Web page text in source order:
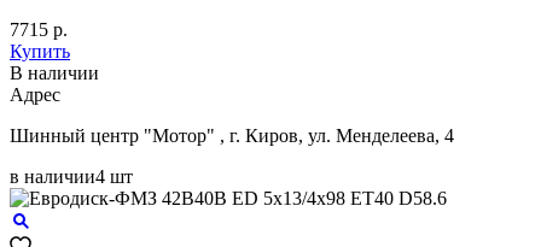
7715 р.
Купить
В наличии
Aдрес
Шинный центр "Мотор" , г. Киров, ул. Менделеева, 4
в наличии4 шт